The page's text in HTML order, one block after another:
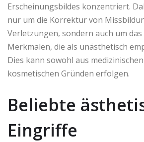
Erscheinungsbildes konzentriert.
nur um die Korrektur von
Verletzungen, sondern auch um
Merkmalen, die als unästhetisch
Dies kann sowohl aus
kosmetischen Gründen erfolgen.
Beliebte
Eingriffe